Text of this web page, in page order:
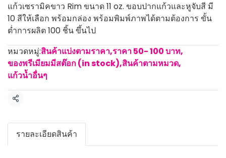
แก้วเซรามิคขาว Rim ขนาด 11 oz. ขอบปากแก้วและหูจับสี มี
10 สีให้เลือก พร้อมกล่อง พร้อมพิมพ์ภาพได้ตามต้องการ ขั้น
ต่ำการผลิต 100 ชิ้น ขึ้นไป
หมวดหมู่:สินค้าแบ่งตามราคา,ราคา 50- 100 บาท,
ของพรีเมียมมีสต๊อก (in stock),สินค้าตามหมวด,
แก้วน้ำอื่นๆ
แชร์
รายละเอียดสินค้า